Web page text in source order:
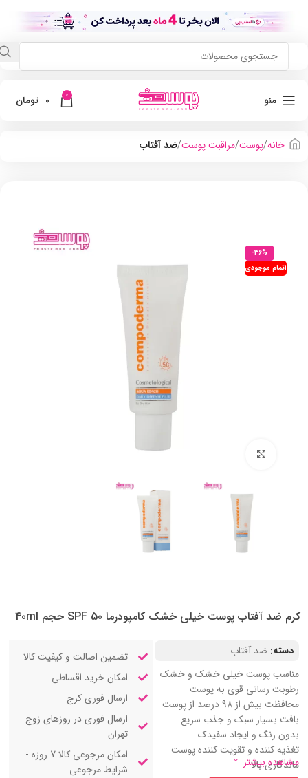
منو 0
0 تومان
خانه پوست مراقبت پوست ضد آفتاب
-36%
اتمام موجودی
کرم ضد آفتاب پوست خیلی خشک کامپودرما SPF 50 حجم 40ml
دسته: ضد آفتاب
مناسب پوست خیلی خشک و خشک
رطوبت رسانی قوی به پوست
محافظت بیش از 98 درصد از پوست
بافت بسیار سبک و جذب سریع
بدون رنگ و ایجاد سفیدک
تغذیه کننده و تقویت کننده پوست
ماندگاری بالا
مشاهده بیشتر
تضمین اصالت و کیفیت کالا
امکان خرید اقساطی
ارسال فوری کرج
ارسال فوری در روزهای زوج
تهران
امکان مرجوعی کالا 7 روزه -
شرایط مرجوعی